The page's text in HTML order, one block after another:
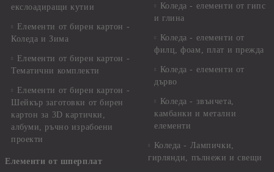
екслоадиращи кутии
Елементи от бирен картон -
Коледа и Зима
Елементи от бирен картон -
Тематични комплекти
Елементи от бирен картон -
Шейкър заготовки от бирен
картон за 3D картички,
албуми, ръчно израбоени
проекти
Елементи от шперплат
Коледа - елементи от гипс
и глина
Коледа - елементи от
филц, фоам, плат и прежда
Коледа - елементи от
дърво
Коледа - звънчета,
камбанки и метални
елементи
Коледа - Лампички,
гирлянди, пълнежи и свещи